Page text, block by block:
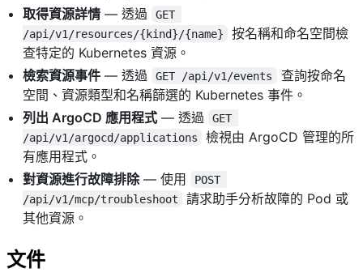
取得資源詳情 — 透過
GET
/api/v1/resources/{kind}/{name}
按名稱和命名空間檢
查特定的 Kubernetes 資源。
檢索資源事件 — 透過 GET /api/v1/events
查詢按命名
空間、資源類型和名稱篩選的 Kubernetes 事件。
列出 ArgoCD 應用程式 — 透過
GET
/api/v1/argocd/applications
檢視由 ArgoCD 管理的所
有應用程式。
對資源進行故障排除— 使用
POST
/api/v1/mcp/troubleshoot
請求助手分析故障的 Pod 或
其他資源。
文件